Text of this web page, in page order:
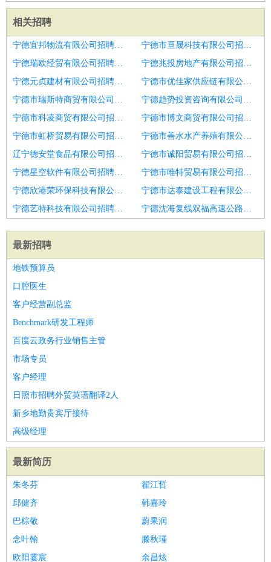
相关招聘
宁德宜邦物流有限公司招聘单面机
宁德市亘晟科技有限公司招聘操作工
宁德瑞欧经贸有限公司招聘烟台市操作工招聘
宁德兆投房地产有限公司招聘30一小时
宁德元贞建材有限公司招聘刷漆工打磨工吊运工操作工
宁德市优佳家供应链有限公司招聘操作工
宁德市瑞斯特商贸有限公司招聘滨州市招聘化工操作工男11
宁德趋势投资咨询有限公司招聘工作轻松福利好不压工资
宁德市科凌商贸有限公司招聘钻床操作工
宁德市博文商贸有限公司招聘钻床操作工
宁德市虹桥贸易有限公司招聘机台操作工
宁德市善水水产养殖有限公司招聘操作工
辽宁德安堂食品有限公司招聘操作工
宁德市诚阳贸易有限公司招聘操作工
宁德星空软件有限公司招聘污水站操作工
宁德市唯特贸易有限公司招聘操作工
宁德欣港荣环保科技有限公司招聘操作工
宁德市达泰建设工程有限公司招聘激光操作工
宁德艺特科技有限公司招聘诚招工人包吃住交保险
宁德沈海复线双福高速公路有限责任公司招聘流水线操作工
最新招聘
地铁预算员
口腔医生
客户经营副总监
Benchmark研发工程师
百度云政务行业销售主管
市场专员
客户经理
日照市招聘外贸英语翻译2人
新乡地勤贵宾厅接待
高级经理
最新简历
朱冬芬
翟江哲
邱健齐
韩嘉玲
巴棕敬
蔚果润
念叶翰
滕秋瑾
欧阳霎宸
余昌炫